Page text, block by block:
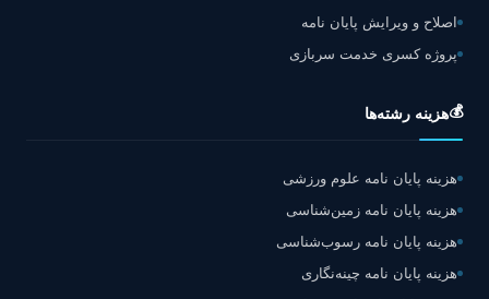
اصلاح و ویرایش پایان نامه
پروژه کسری خدمت سربازی
💰هزینه رشته‌ها
هزینه پایان نامه علوم ورزشی
هزینه پایان نامه زمین‌شناسی
هزینه پایان نامه رسوب‌شناسی
هزینه پایان نامه چینه‌نگاری